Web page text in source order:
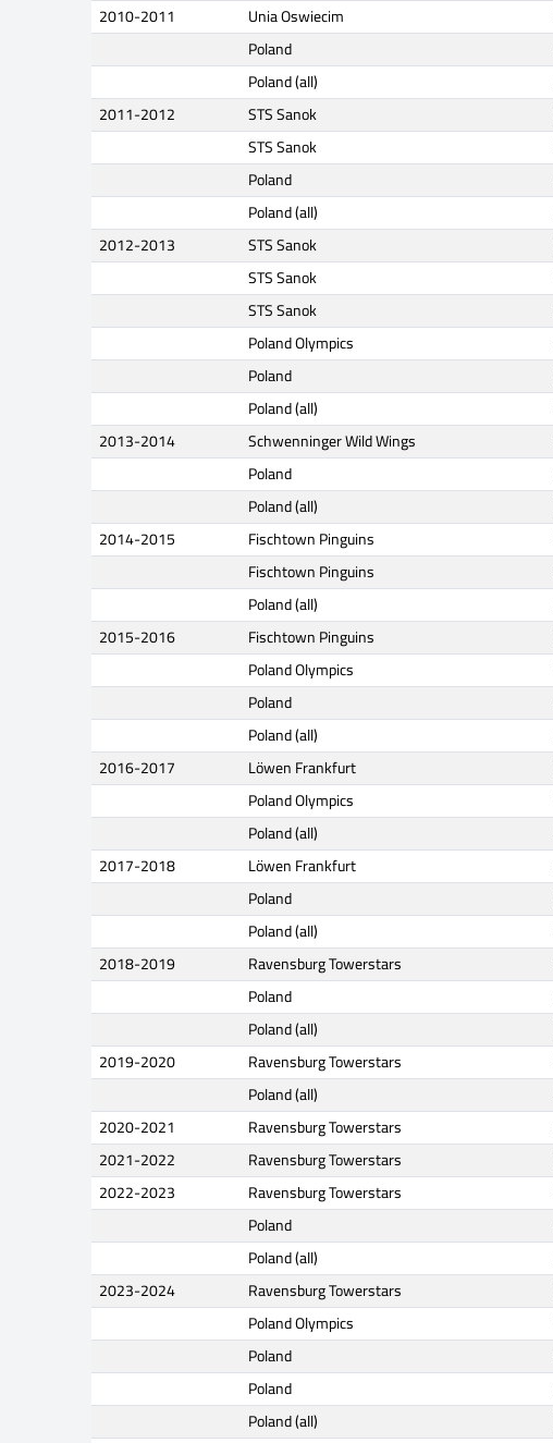
2010-2011
Unia Oswiecim
Poland
Poland (all)
2011-2012
STS Sanok
STS Sanok
Poland
Poland (all)
2012-2013
STS Sanok
STS Sanok
STS Sanok
Poland Olympics
Poland
Poland (all)
2013-2014
Schwenninger Wild Wings
Poland
Poland (all)
2014-2015
Fischtown Pinguins
Fischtown Pinguins
Poland (all)
2015-2016
Fischtown Pinguins
Poland Olympics
Poland
Poland (all)
2016-2017
Löwen Frankfurt
Poland Olympics
Poland (all)
2017-2018
Löwen Frankfurt
Poland
Poland (all)
2018-2019
Ravensburg Towerstars
Poland
Poland (all)
2019-2020
Ravensburg Towerstars
Poland (all)
2020-2021
Ravensburg Towerstars
2021-2022
Ravensburg Towerstars
2022-2023
Ravensburg Towerstars
Poland
Poland (all)
2023-2024
Ravensburg Towerstars
Poland Olympics
Poland
Poland
Poland (all)